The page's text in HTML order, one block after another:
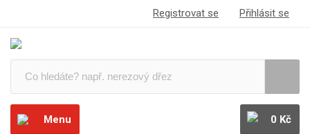
Registrovat se Přihlásit se
Menu
0 Kč